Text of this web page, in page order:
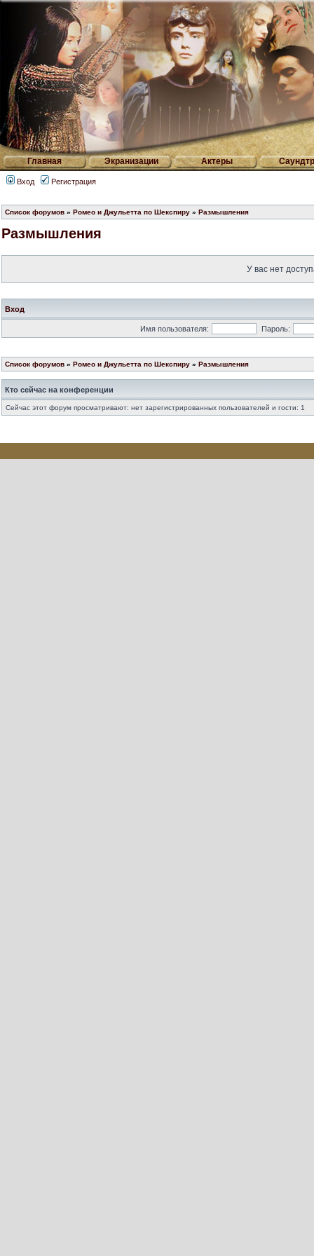
Главная Экранизации Актеры
Вход Регистрация
Список форумов » Ромео и Джульетта по Шекспиру » Размышления
Размышления
У вас нет
Вход
Имя пользователя: Пароль:
Список форумов » Ромео и Джульетта по Шекспиру » Размышления
Кто сейчас на конференции
Сейчас этот форум просматривают: нет зарегистрированных пользователей и гости: 1